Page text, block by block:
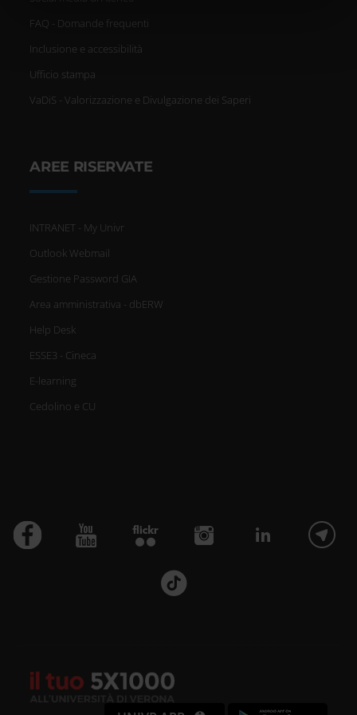
nostri partner che si occupano di analisi dei dati web,
con altre informazioni che hai fornito loro o che hanno
raccolto dal tuo utilizzo dei loro servizi.
FAQ - Domande frequenti
Inclusione e accessibilità
Ufficio stampa
VaDiS - Valorizzazione e Divulgazione dei Saperi
AREE RISERVATE
INTRANET - My Univr
Outlook Webmail
Gestione Password GIA
Area amministrativa - dbERW
Help Desk
ESSE3 - Cineca
E-learning
Cedolino e CU